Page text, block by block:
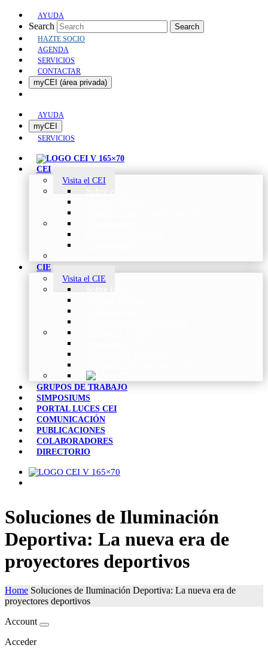
AYUDA
Search Search
HAZTE SOCIO
AGENDA
SERVICIOS
CONTACTAR
myCEI (área privada)
AYUDA
myCEI
SERVICIOS
CEI
Visita el CEI
CIE
Visita el CIE
GRUPOS DE TRABAJO
SIMPOSIUMS
PORTAL LUCES CEI
COMUNICACIÓN
PUBLICACIONES
COLABORADORES
DIRECTORIO
Soluciones de Iluminación
Deportiva: La nueva era de
proyectores deportivos
Home Soluciones de Iluminación Deportiva: La nueva era de
proyectores deportivos
Account
Acceder